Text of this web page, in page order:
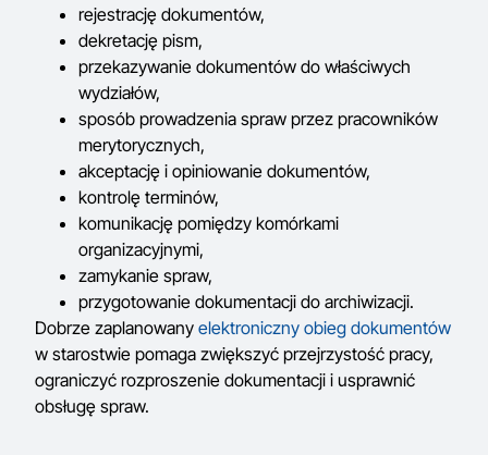
rejestrację dokumentów,
dekretację pism,
przekazywanie dokumentów do właściwych
wydziałów,
sposób prowadzenia spraw przez pracowników
merytorycznych,
akceptację i opiniowanie dokumentów,
kontrolę terminów,
komunikację pomiędzy komórkami
organizacyjnymi,
zamykanie spraw,
przygotowanie dokumentacji do archiwizacji.
Dobrze zaplanowanyelektroniczny obieg dokumentów
w starostwie pomaga zwiększyć przejrzystość pracy,
ograniczyć rozproszenie dokumentacji i usprawnić
obsługę spraw.